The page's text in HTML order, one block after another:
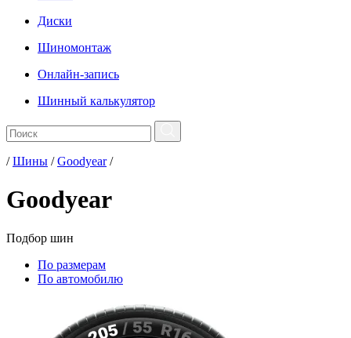
Диски
Шиномонтаж
Онлайн-запись
Шинный калькулятор
/Шины /Goodyear /
Goodyear
Подбор шин
По размерам
По автомобилю